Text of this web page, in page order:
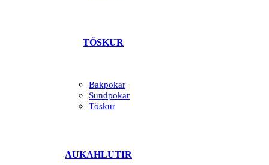
TÖSKUR
Bakpokar
Sundpokar
Töskur
AUKAHLUTIR